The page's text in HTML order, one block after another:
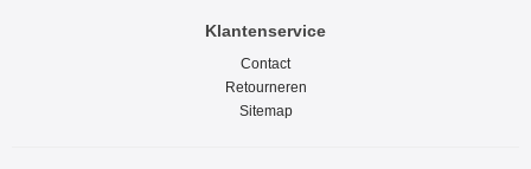
Klantenservice
Contact
Retourneren
Sitemap